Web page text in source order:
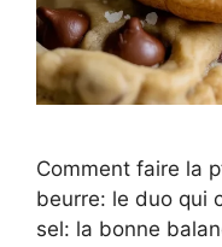
Comment faire la
beurre: le duo qui
sel: la bonne